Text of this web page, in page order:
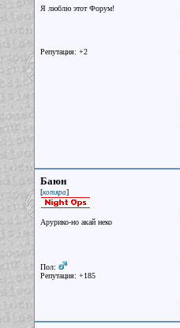
Я люблю этот Форум!
Репутация: +2
Баюн
[котяра]
Арурико-но акай неко
Пол:
Репутация: +185